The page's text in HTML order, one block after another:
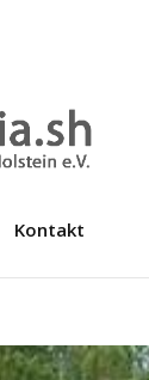
Kontakt